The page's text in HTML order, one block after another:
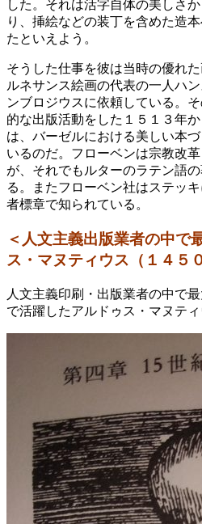
した。それは活字自体の美しさ
り、挿絵などの装丁を含めた造
たといえよう。
そうした仕事を彼は当時の優れ
ルネサンス絵画の代表の一人ハ
ンブロジウスに依頼している。
的な出版活動をした１５１３年
は、バーゼルにおける美しい本
いるのだ。フローベンは宗教改
が、それでもルターのラテン語
る。またフローベン社はステッ
者標章で知られている。
＜人文主義出版業者の中で
ス・マヌティウス（１４５
人文主義印刷・出版業者の中で
で活躍したアルドゥス・マヌティ